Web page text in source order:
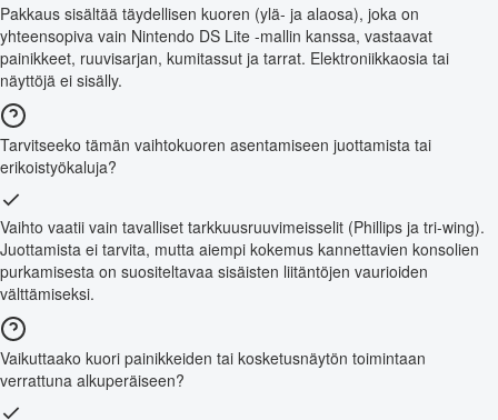
Pakkaus sisältää täydellisen kuoren (ylä- ja alaosa), joka on
yhteensopiva vain Nintendo DS Lite -mallin kanssa, vastaavat
painikkeet, ruuvisarjan, kumitassut ja tarrat. Elektroniikkaosia tai
näyttöjä ei sisälly.
Tarvitseeko tämän vaihtokuoren asentamiseen juottamista tai
erikoistyökaluja?
Vaihto vaatii vain tavalliset tarkkuusruuvimeisselit (Phillips ja tri-wing).
Juottamista ei tarvita, mutta aiempi kokemus kannettavien konsolien
purkamisesta on suositeltavaa sisäisten liitäntöjen vaurioiden
välttämiseksi.
Vaikuttaako kuori painikkeiden tai kosketusnäytön toimintaan
verrattuna alkuperäiseen?